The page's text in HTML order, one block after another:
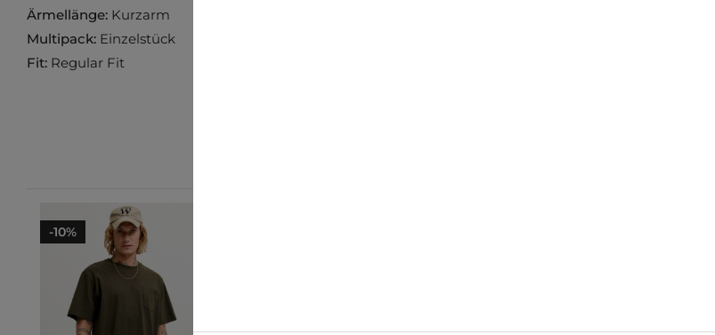
Ärmellänge: Kurzarm
Multipack: Einzelstück
Fit: Regular Fit
-10%